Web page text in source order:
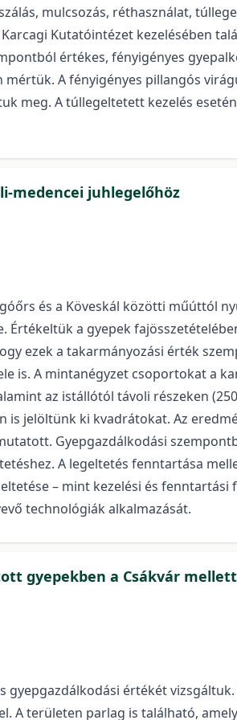
mulcsozás, réthasználat,
Kutatóintézet kezelésében
értékes, fényigényes
A fényigényes pillangós
meg. A túllegeltetett kezelés
medencei juhlegelőhöz
és a Köveskál közötti műúttól
a gyepek
ezek a takarmányozási érték
is. A mintanégyzet csoportokat a
az istállótól távoli részeken
jelöltünk ki kvadrátokat. Az
Gyepgazdálkodási
A legeltetés fenntartása
– mint kezelési és fenntartási
technológiák alkalmazását.
gyepekben a Csákvár
értékét
A területen parlag is található,